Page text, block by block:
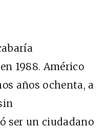
1988. Américo
años ochenta, a
ser un ciudadano